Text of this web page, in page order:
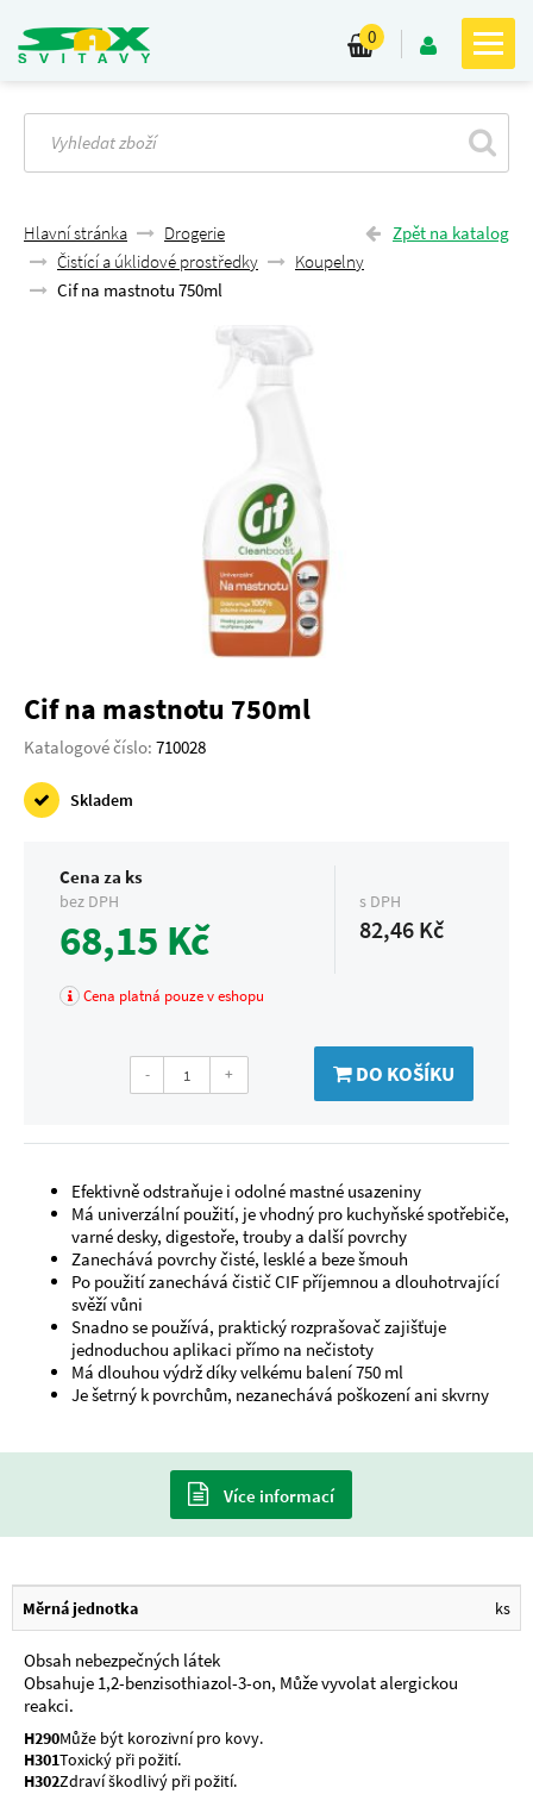
0
Zpět na katalog
Hlavní stránka
Drogerie
Čistící a úklidové prostředky
Koupelny
Cif na mastnotu 750ml
Cif na mastnotu 750ml
Katalogové číslo: 710028
Skladem
Cena za ks
bez DPH
68,15 Kč
s DPH
82,46 Kč
Cena platná pouze v eshopu
- + DO KOŠÍKU
Efektivně odstraňuje i odolné mastné usazeniny
Má univerzální použití, je vhodný pro kuchyňské spotřebiče,
varné desky, digestoře, trouby a další povrchy
Zanechává povrchy čisté, lesklé a beze šmouh
Po použití zanechává čistič CIF příjemnou a dlouhotrvající
svěží vůni
Snadno se používá, praktický rozprašovač zajišťuje
jednoduchou aplikaci přímo na nečistoty
Má dlouhou výdrž díky velkému balení 750 ml
Je šetrný k povrchům, nezanechává poškození ani skvrny
Více informací
Měrná jednotka ks
Obsah nebezpečných látek
Obsahuje 1,2-benzisothiazol-3-on, Může vyvolat alergickou
reakci.
H290Může být korozivní pro kovy.
H301Toxický při požití.
H302Zdraví škodlivý při požití.